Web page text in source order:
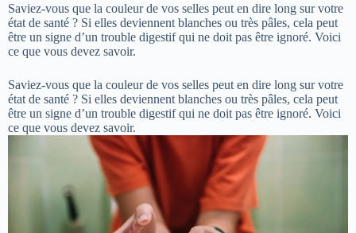
Saviez-vous que la couleur de vos selles peut en dire long sur votre
état de santé ? Si elles deviennent blanches ou très pâles, cela peut
être un signe d’un trouble digestif qui ne doit pas être ignoré. Voici
ce que vous devez savoir.
Saviez-vous que la couleur de vos selles peut en dire long sur votre
état de santé ? Si elles deviennent blanches ou très pâles, cela peut
être un signe d’un trouble digestif qui ne doit pas être ignoré. Voici
ce que vous devez savoir.